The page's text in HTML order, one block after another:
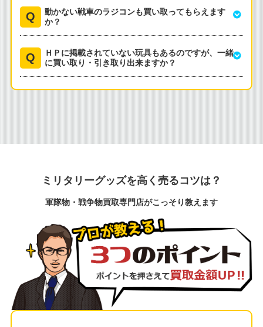
動かない戦車のラジコンも買い取ってもらえます
か？
ＨＰに掲載されていない玩具もあるのですが、一緒
に買い取り・引き取り出来ますか？
ミリタリーグッズを高く売るコツは？
軍隊物・戦争物買取専門店がこっそり教えます